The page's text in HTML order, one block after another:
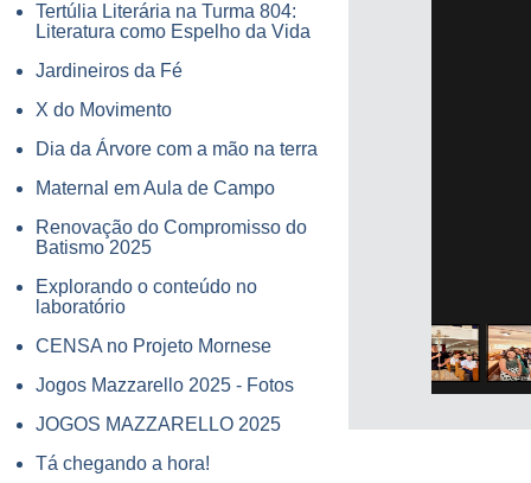
Tertúlia Literária na Turma 804:
Literatura como Espelho da Vida
Jardineiros da Fé
X do Movimento
Dia da Árvore com a mão na terra
Maternal em Aula de Campo
Renovação do Compromisso do
Batismo 2025
Explorando o conteúdo no
laboratório
CENSA no Projeto Mornese
Jogos Mazzarello 2025 - Fotos
JOGOS MAZZARELLO 2025
Tá chegando a hora!